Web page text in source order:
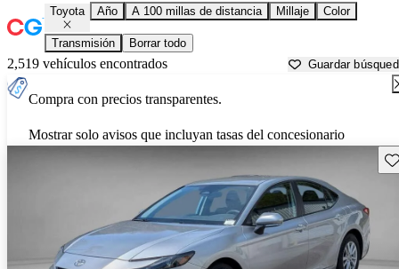
Toyota Año A 100 millas de distancia Millaje Color
Transmisión Borrar todo
2,519 vehículos encontrados Guardar
Compra con precios transparentes.
Mostrar solo avisos que incluyan tasas del concesionario